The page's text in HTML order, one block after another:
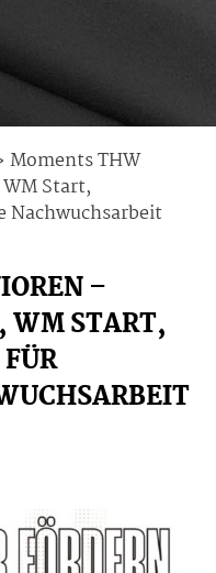
Moments THW
Start,
Nachwuchsarbeit
–
WM START,